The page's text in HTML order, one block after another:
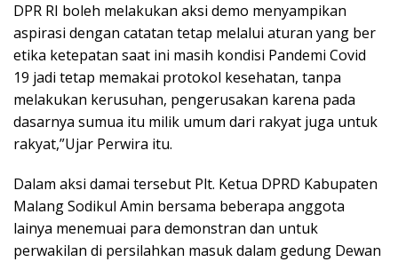
DPR RI boleh melakukan aksi demo menyampikan
aspirasi dengan catatan tetap melalui aturan yang ber
etika ketepatan saat ini masih kondisi Pandemi Covid
19 jadi tetap memakai protokol kesehatan, tanpa
melakukan kerusuhan, pengerusakan karena pada
dasarnya sumua itu milik umum dari rakyat juga untuk
rakyat,”Ujar Perwira itu.
Dalam aksi damai tersebut Plt. Ketua DPRD Kabupaten
Malang Sodikul Amin bersama beberapa anggota
lainya menemuai para demonstran dan untuk
perwakilan di persilahkan masuk dalam gedung Dewan